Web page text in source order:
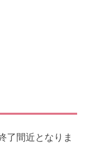
了間近となりま